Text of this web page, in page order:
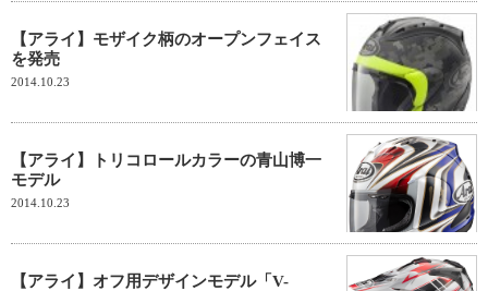
【アライ】モザイク柄のオープンフェイス
を発売
2014.10.23
【アライ】トリコロールカラーの青山博一
モデル
2014.10.23
【アライ】オフ用デザインモデル「V-